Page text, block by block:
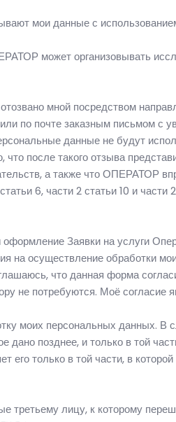
мои данные с
может организовывать
мной посредством
по почте заказным письмом с
данные не будут
после такого отзыва
а также что ОПЕРАТОР
6, части 2 статьи 10 и
Заявки на услуги
на осуществление обработки
что данная форма
не потребуются. Моё
моих персональных данных. В
позднее, и только в той
только в той части, в
лицу, к которому